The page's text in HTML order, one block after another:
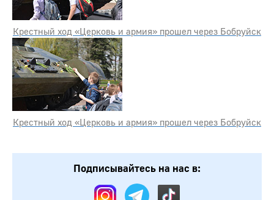
Крестный ход «Церковь и армия» прошел через Бобруйск
Крестный ход «Церковь и армия» прошел через Бобруйск
Подписывайтесь на нас в: